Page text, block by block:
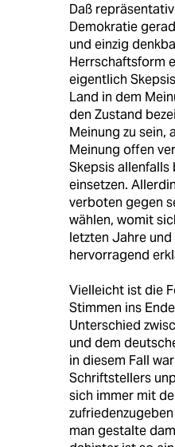
Daß
Demokratie
und einzig
Herrschaftsform
eigentlich
Land in dem
den Zustand
Meinung zu sein,
Meinung offen
Skepsis allenfalls
einsetzen.
verboten gegen
wählen, womit
letzten Jahre
hervorragend
Vielleicht ist die
Stimmen ins
Unterschied
und dem
in diesem Fall
Schriftstellers
sich immer mit
man gestalte